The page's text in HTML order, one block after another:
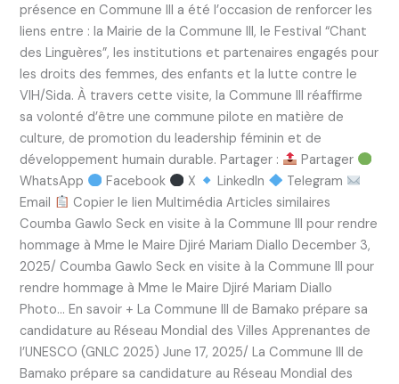
présence en Commune III a été l’occasion de renforcer les
liens entre : la Mairie de la Commune III, le Festival “Chant
des Linguères”, les institutions et partenaires engagés pour
les droits des femmes, des enfants et la lutte contre le
VIH/Sida. À travers cette visite, la Commune III réaffirme
sa volonté d’être une commune pilote en matière de
culture, de promotion du leadership féminin et de
développement humain durable. Partager :
Partager
WhatsApp
Facebook X LinkedIn
Telegram
Email
Copier le lien Multimédia Articles similaires
Coumba Gawlo Seck en visite à la Commune III pour rendre
hommage à Mme le Maire Djiré Mariam Diallo December 3,
2025/ Coumba Gawlo Seck en visite à la Commune III pour
rendre hommage à Mme le Maire Djiré Mariam Diallo
Photo… En savoir + La Commune III de Bamako prépare sa
candidature au Réseau Mondial des Villes Apprenantes de
l’UNESCO (GNLC 2025) June 17, 2025/ La Commune III de
Bamako prépare sa candidature au Réseau Mondial des